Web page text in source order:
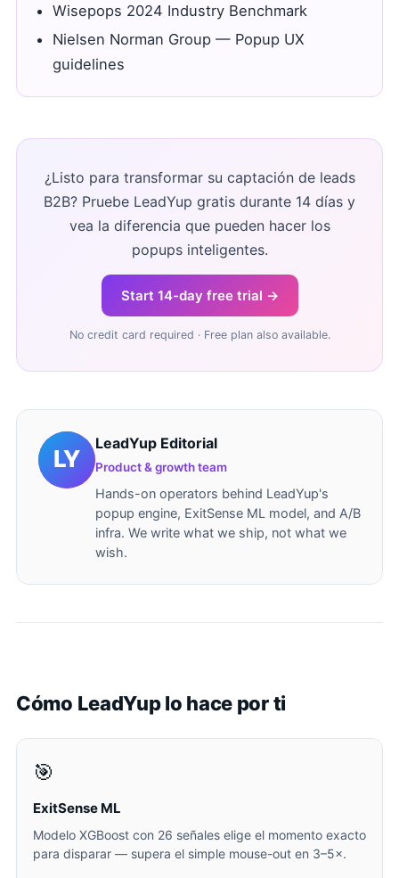
Wisepops 2024 Industry Benchmark
Nielsen Norman Group — Popup UX
guidelines
¿Listo para transformar su captación de leads
B2B? Pruebe LeadYup gratis durante 14 días y
vea la diferencia que pueden hacer los
popups inteligentes.
Start 14-day free trial →
No credit card required · Free plan also available.
LeadYup Editorial
Product & growth team
Hands-on operators behind LeadYup's
popup engine, ExitSense ML model, and A/B
infra. We write what we ship, not what we
wish.
Cómo LeadYup lo hace por ti
🎯
ExitSense ML
Modelo XGBoost con 26 señales elige el momento exacto
para disparar — supera el simple mouse-out en 3–5×.